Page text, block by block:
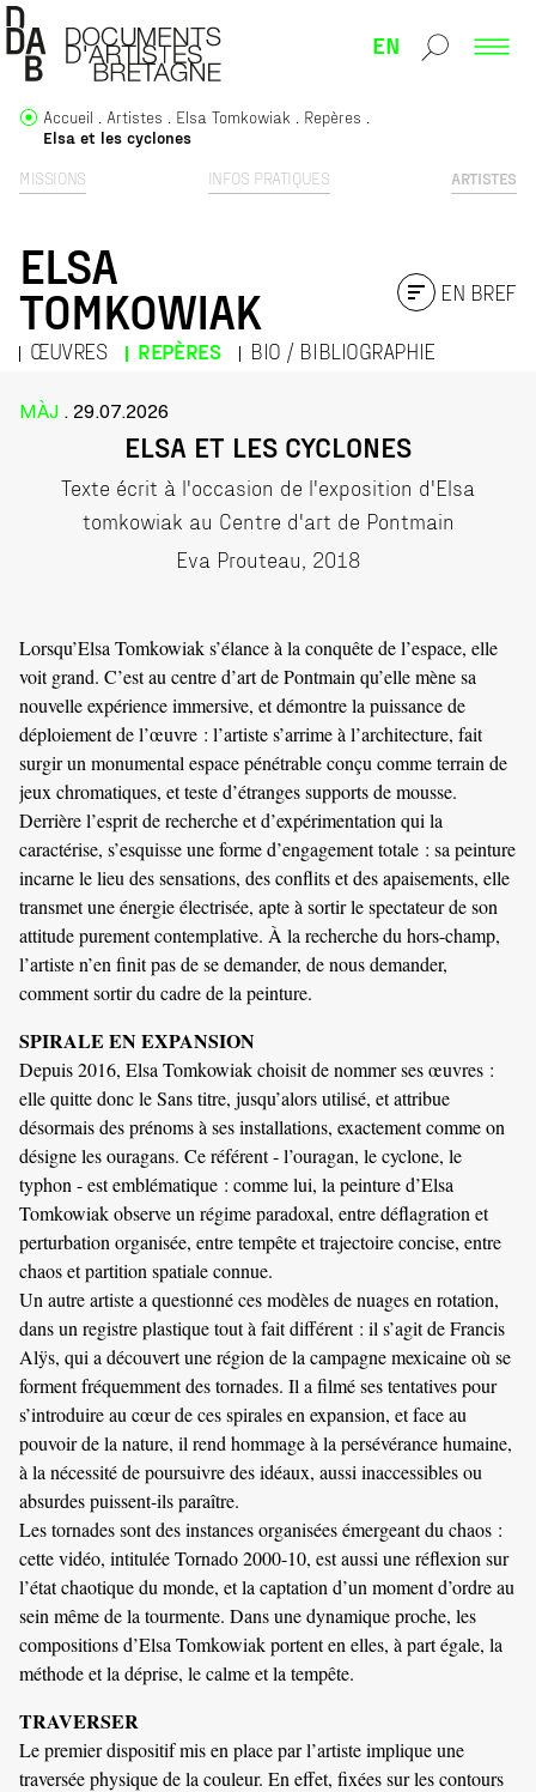
EN
MISSIONS INFOS PRATIQUES ARTISTES
Accueil Artistes Elsa Tomkowiak
Repères
Elsa et les cyclones
ELSA
TOMKOWIAK
ŒUVRES REPÈRES BIO / BIBLIOGRAPHIE
EN BREF
MÀJ . 29.07.2026
ELSA ET LES CYCLONES
Texte écrit à l'occasion de l'exposition d'Elsa
tomkowiak au Centre d'art de Pontmain
Eva Prouteau, 2018
Lorsqu’Elsa Tomkowiak s’élance à la conquête de l’espace, elle
voit grand. C’est au centre d’art de Pontmain qu’elle mène sa
nouvelle expérience immersive, et démontre la puissance de
déploiement de l’œuvre : l’artiste s’arrime à l’architecture, fait
surgir un monumental espace pénétrable conçu comme terrain de
jeux chromatiques, et teste d’étranges supports de mousse.
Derrière l’esprit de recherche et d’expérimentation qui la
caractérise, s’esquisse une forme d’engagement totale : sa peinture
incarne le lieu des sensations, des conflits et des apaisements, elle
transmet une énergie électrisée, apte à sortir le spectateur de son
attitude purement contemplative. À la recherche du hors-champ,
l’artiste n’en finit pas de se demander, de nous demander,
comment sortir du cadre de la peinture.
SPIRALE EN EXPANSION
Depuis 2016, Elsa Tomkowiak choisit de nommer ses œuvres :
elle quitte donc le Sans titre, jusqu’alors utilisé, et attribue
désormais des prénoms à ses installations, exactement comme on
désigne les ouragans. Ce référent - l’ouragan, le cyclone, le
typhon - est emblématique : comme lui, la peinture d’Elsa
Tomkowiak observe un régime paradoxal, entre déflagration et
perturbation organisée, entre tempête et trajectoire concise, entre
chaos et partition spatiale connue.
Un autre artiste a questionné ces modèles de nuages en rotation,
dans un registre plastique tout à fait différent : il s’agit de Francis
Alÿs, qui a découvert une région de la campagne mexicaine où se
forment fréquemment des tornades. Il a filmé ses tentatives pour
s’introduire au cœur de ces spirales en expansion, et face au
pouvoir de la nature, il rend hommage à la persévérance humaine,
à la nécessité de poursuivre des idéaux, aussi inaccessibles ou
absurdes puissent-ils paraître.
Les tornades sont des instances organisées émergeant du chaos :
cette vidéo, intitulée Tornado 2000-10, est aussi une réflexion sur
l’état chaotique du monde, et la captation d’un moment d’ordre au
sein même de la tourmente. Dans une dynamique proche, les
compositions d’Elsa Tomkowiak portent en elles, à part égale, la
méthode et la déprise, le calme et la tempête.
TRAVERSER
Le premier dispositif mis en place par l’artiste implique une
traversée physique de la couleur. En effet, fixées sur les contours